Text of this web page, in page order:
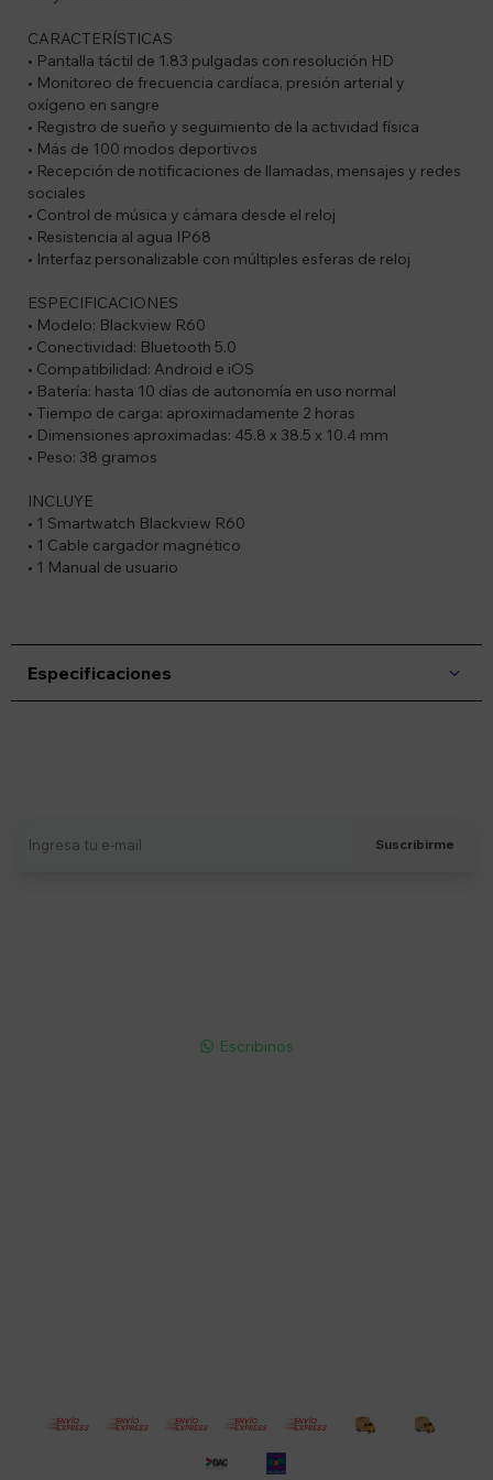
CARACTERÍSTICAS
• Pantalla táctil de 1.83 pulgadas con resolución HD
• Monitoreo de frecuencia cardíaca, presión arterial y
oxígeno en sangre
• Registro de sueño y seguimiento de la actividad física
• Más de 100 modos deportivos
• Recepción de notificaciones de llamadas, mensajes y redes
sociales
• Control de música y cámara desde el reloj
• Resistencia al agua IP68
• Interfaz personalizable con múltiples esferas de reloj
ESPECIFICACIONES
• Modelo: Blackview R60
• Conectividad: Bluetooth 5.0
• Compatibilidad: Android e iOS
• Batería: hasta 10 días de autonomía en uso normal
• Tiempo de carga: aproximadamente 2 horas
• Dimensiones aproximadas: 45.8 x 38.5 x 10.4 mm
• Peso: 38 gramos
INCLUYE
• 1 Smartwatch Blackview R60
• 1 Cable cargador magnético
• 1 Manual de usuario
Especificaciones
Suscribirme
 Escribinos